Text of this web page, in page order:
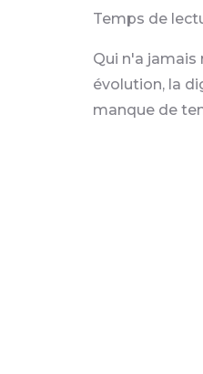
Temps de
Qui n'a
évolution, la
manque de